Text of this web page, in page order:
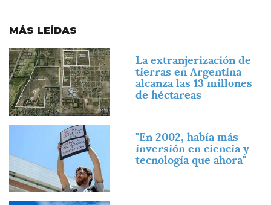
MÁS LEÍDAS
Imagen
La extranjerización de
tierras en Argentina
alcanza las 13 millones
de héctareas
"En 2002, había más
inversión en ciencia y
tecnología que ahora"